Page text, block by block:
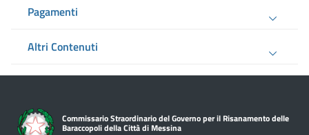
Pagamenti
Altri Contenuti
Commissario Straordinario del Governo per il Risanamento delle
Baraccopoli della Città di Messina